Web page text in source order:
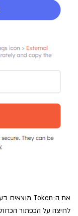
לחיצה על הכפתור